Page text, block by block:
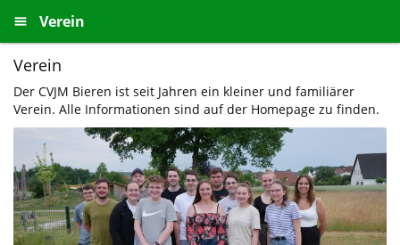
Verein
Verein
Der CVJM Bieren ist seit Jahren ein kleiner und familiärer
Verein. Alle Informationen sind auf der Homepage zu finden.